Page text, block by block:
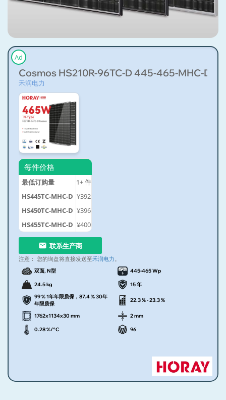
Ad
Cosmos HS210R-96TC-D 445-465-MHC-D
禾润电力
每件价格
最低订购量 1+件
HS445TC-MHC-D ¥392
HS450TC-MHC-D ¥396
HS455TC-MHC-D ¥400
联系生产商
注意： 您的询盘将直接发送至禾润电力。
双面, N型 445-465 Wp
24.5 kg
15 年
99 % 1年年限质保，87.4 % 30年
年限质保
22.3 % - 23.3 %
1762x1134x30 mm 2 mm
0.28 %/°C 96